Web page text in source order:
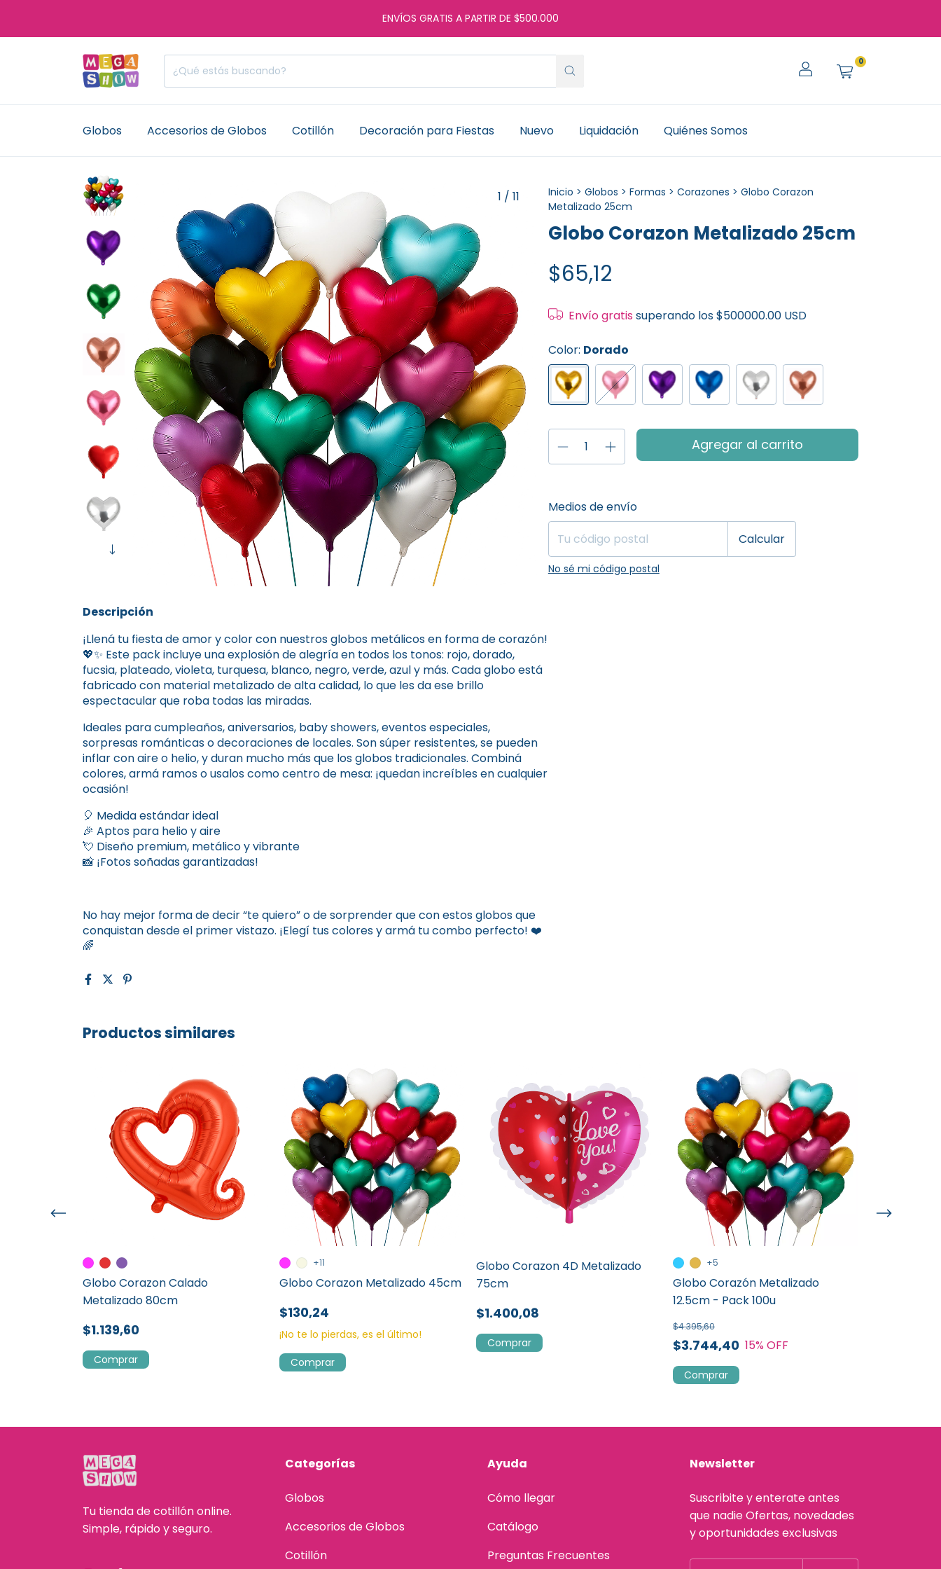
ENVÍOS GRATIS A PARTIR DE $500.000
0
Globos Accesorios de Globos Cotillón Decoración para Fiestas Nuevo Liquidación Quiénes Somos
1 / 11 Inicio > Globos > Formas > Corazones > Globo Corazon
Metalizado 25cm
Globo Corazon Metalizado 25cm
$65,12
Envío gratis superando los$500000.00 USD
Color: Dorado
Entregas para el CP:
Medios de envío
Calcular
No sé mi código postal
Descripción
¡Llená tu fiesta de amor y color con nuestros globos metálicos en forma de corazón!
💖✨ Este pack incluye una explosión de alegría en todos los tonos: rojo, dorado,
fucsia, plateado, violeta, turquesa, blanco, negro, verde, azul y más. Cada globo está
fabricado con material metalizado de alta calidad, lo que les da ese brillo
espectacular que roba todas las miradas.
Ideales para cumpleaños, aniversarios, baby showers, eventos especiales,
sorpresas románticas o decoraciones de locales. Son súper resistentes, se pueden
inflar con aire o helio, y duran mucho más que los globos tradicionales. Combiná
colores, armá ramos o usalos como centro de mesa: ¡quedan increíbles en cualquier
ocasión!
🎈 Medida estándar ideal
🎉 Aptos para helio y aire
💘 Diseño premium, metálico y vibrante
📸 ¡Fotos soñadas garantizadas!
No hay mejor forma de decir “te quiero” o de sorprender que con estos globos que
conquistan desde el primer vistazo. ¡Elegí tus colores y armá tu combo perfecto! ❤️
🌈
Productos similares
Globo Corazon Calado
Metalizado 80cm
$1.139,60
Comprar
Globo Corazon Metalizado 45cm
$130,24
¡No te lo pierdas, es el último!
+11
Comprar
Globo Corazon 4D Metalizado
75cm
$1.400,08
Globo Corazón Metalizado
12.5cm - Pack 100u
$3.744,40
$4.395,60
15% OFF
+5
Comprar
Tu tienda de cotillón online.
Simple, rápido y seguro.
Categorías
Globos
Accesorios de Globos
Cotillón
Ayuda
Cómo llegar
Catálogo
Preguntas Frecuentes
Newsletter
Suscribite y enterate antes
que nadie Ofertas, novedades
y oportunidades exclusivas